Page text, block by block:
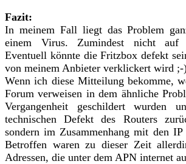
Fazit:
In meinem Fall liegt das Problem
einem Virus. Zumindest nicht auf
Eventuell könnte die Fritzbox defekt
von meinem Anbieter verklickert wird ;-
Wenn ich diese Mitteilung bekomme,
Forum verweisen in dem ähnliche
Vergangenheit geschildert wurden
technischen Defekt des Routers
sondern im Zusammenhang mit den IP
Betroffen waren zu dieser Zeit
Adressen, die unter dem APN internet